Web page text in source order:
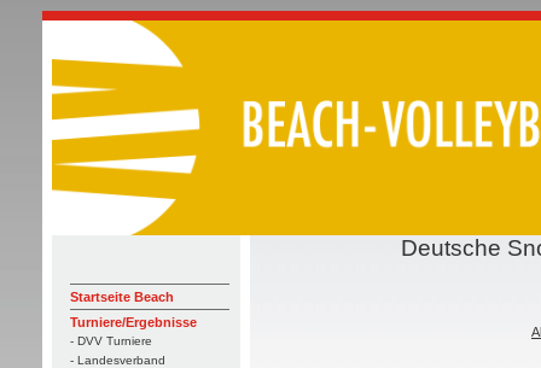
Startseite Beach
Turniere/Ergebnisse
- DVV Turniere
- Landesverband
Deutsche